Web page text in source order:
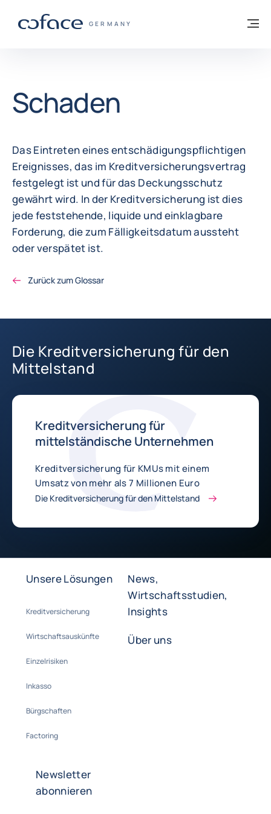
COFACE FOR TRADE - WEBSEITE DER
GERMANY
Zurück zur Startseite
Schaden
Das Eintreten eines entschädigungspflichtigen
Ereignisses, das im Kreditversicherungsvertrag
festgelegt ist und für das Deckungsschutz
gewährt wird. In der Kreditversicherung ist dies
jede feststehende, liquide und einklagbare
Forderung, die zum Fälligkeitsdatum aussteht
oder verspätet ist.
Zurück zum Glossar
Die Kreditversicherung für den
Mittelstand
Kreditversicherung für
mittelständische Unternehmen
Kreditversicherung für KMUs mit einem
Umsatz von mehr als 7 Millionen Euro
Die Kreditversicherung für den Mittelstand
Unsere Lösungen
Kreditversicherung
Wirtschaftsauskünfte
Einzelrisiken
Inkasso
Bürgschaften
Factoring
News,
Wirtschaftsstudien,
Insights
Über uns
Newsletter
abonnieren